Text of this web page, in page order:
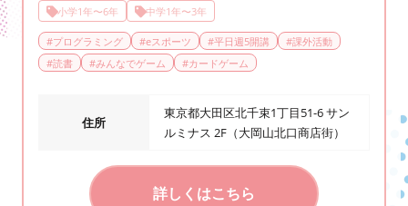
小学1年〜6年
中学1年〜3年
#プログラミング #eスポーツ #平日週5開講 #課外活動
#読書 #みんなでゲーム #カードゲーム
住所
東京都大田区北千束1丁目51-6 サン
ルミナス 2F（大岡山北口商店街）
詳しくはこちら